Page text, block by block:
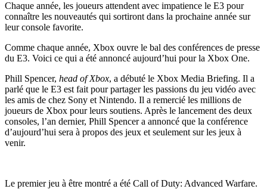
Chaque année, les joueurs attendent avec impatience le E3 pour
connaître les nouveautés qui sortiront dans la prochaine année sur
leur console favorite.
Comme chaque année, Xbox ouvre le bal des conférences de presse
du E3. Voici ce qui a été annoncé aujourd’hui pour la Xbox One.
Phill Spencer, head of Xbox, a débuté le Xbox Media Briefing. Il a
parlé que le E3 est fait pour partager les passions du jeu vidéo avec
les amis de chez Sony et Nintendo. Il a remercié les millions de
joueurs de Xbox pour leurs soutiens. Après le lancement des deux
consoles, l’an dernier, Phill Spencer a annoncé que la conférence
d’aujourd’hui sera à propos des jeux et seulement sur les jeux à
venir.
Le premier jeu à être montré a été Call of Duty: Advanced Warfare.